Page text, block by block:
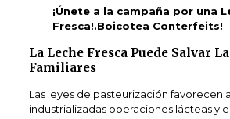
¡Únete a la campaña por una
Fresca!.Boicotea Conterfeits!
La Leche Fresca Puede Salvar
Familiares
Las leyes de pasteurización favorecen
industrializadas operaciones lácteas y